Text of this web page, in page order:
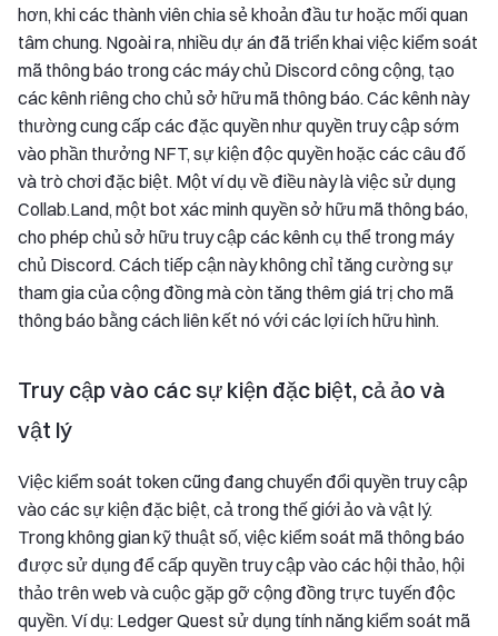
hơn, khi các thành viên chia sẻ khoản đầu tư hoặc mối quan
tâm chung. Ngoài ra, nhiều dự án đã triển khai việc kiểm soát
mã thông báo trong các máy chủ Discord công cộng, tạo
các kênh riêng cho chủ sở hữu mã thông báo. Các kênh này
thường cung cấp các đặc quyền như quyền truy cập sớm
vào phần thưởng NFT, sự kiện độc quyền hoặc các câu đố
và trò chơi đặc biệt. Một ví dụ về điều này là việc sử dụng
Collab.Land, một bot xác minh quyền sở hữu mã thông báo,
cho phép chủ sở hữu truy cập các kênh cụ thể trong máy
chủ Discord. Cách tiếp cận này không chỉ tăng cường sự
tham gia của cộng đồng mà còn tăng thêm giá trị cho mã
thông báo bằng cách liên kết nó với các lợi ích hữu hình.
Truy cập vào các sự kiện đặc biệt, cả ảo và
vật lý
Việc kiểm soát token cũng đang chuyển đổi quyền truy cập
vào các sự kiện đặc biệt, cả trong thế giới ảo và vật lý.
Trong không gian kỹ thuật số, việc kiểm soát mã thông báo
được sử dụng để cấp quyền truy cập vào các hội thảo, hội
thảo trên web và cuộc gặp gỡ cộng đồng trực tuyến độc
quyền. Ví dụ: Ledger Quest sử dụng tính năng kiểm soát mã